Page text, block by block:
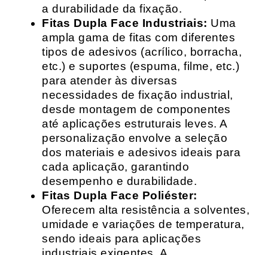
a durabilidade da fixação.
Fitas Dupla Face Industriais: Uma
ampla gama de fitas com diferentes
tipos de adesivos (acrílico, borracha,
etc.) e suportes (espuma, filme, etc.)
para atender às diversas
necessidades de fixação industrial,
desde montagem de componentes
até aplicações estruturais leves. A
personalização envolve a seleção
dos materiais e adesivos ideais para
cada aplicação, garantindo
desempenho e durabilidade.
Fitas Dupla Face Poliéster:
Oferecem alta resistência a solventes,
umidade e variações de temperatura,
sendo ideais para aplicações